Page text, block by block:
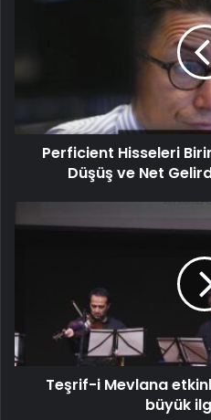
Perficient Hisseleri
Düşüş ve Net
Teşrif-i Mevlana
büyük